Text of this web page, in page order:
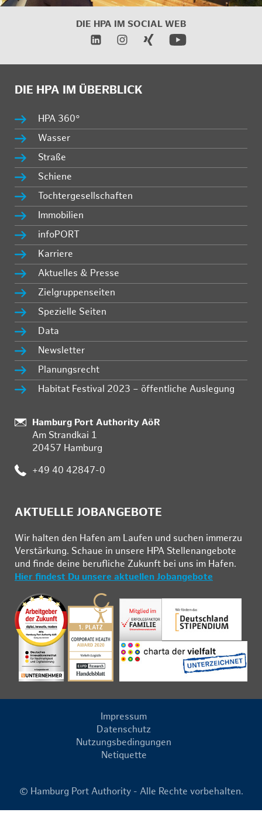
DIE HPA IM SOCIAL WEB
DIE HPA IM ÜBERBLICK
HPA 360°
Wasser
Straße
Schiene
Tochtergesellschaften
Immobilien
infoPORT
Karriere
Aktuelles & Presse
Zielgruppenseiten
Spezielle Seiten
Data
Newsletter
Planungsrecht
Habitat Festival 2023 – öffentliche Auslegung
:
Hamburg Port Authority AöR
Am Strandkai 1
20457 Hamburg
: +49 40 42847-0
AKTUELLE JOBANGEBOTE
Wir hal­ten den Ha­fen am Lau­fen und su­chen im­mer­zu
Ver­stär­kung. Schau­e in un­se­re HPA Stel­len­an­ge­bo­te
und fin­de deine be­ruf­li­che Zu­kunft bei uns im Ha­fen.
Hier findest Du unsere aktuellen Jobangebote
Impressum
Datenschutz
Nutzungsbedingungen
Netiquette
© Hamburg Port Authority - Alle Rechte vorbehalten.